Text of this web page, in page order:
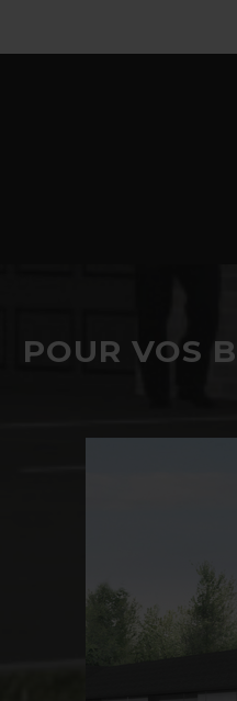
POUR VOS